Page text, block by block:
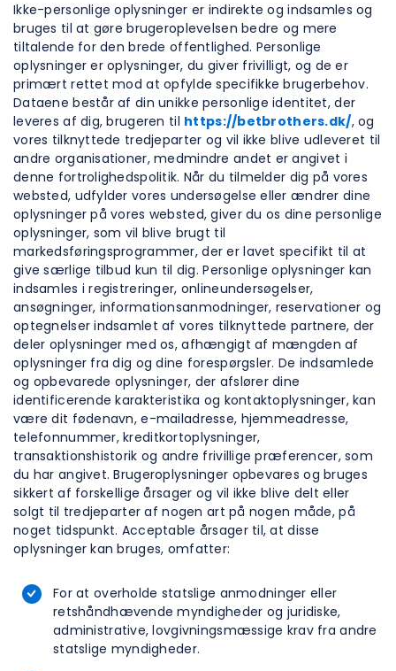
Ikke-personlige oplysninger er indirekte og indsamles og
bruges til at gøre brugeroplevelsen bedre og mere
tiltalende for den brede offentlighed. Personlige
oplysninger er oplysninger, du giver frivilligt, og de er
primært rettet mod at opfylde specifikke brugerbehov.
Dataene består af din unikke personlige identitet, der
leveres af dig, brugeren til https://betbrothers.dk/, og
vores tilknyttede tredjeparter og vil ikke blive udleveret til
andre organisationer, medmindre andet er angivet i
denne fortrolighedspolitik. Når du tilmelder dig på vores
websted, udfylder vores undersøgelse eller ændrer dine
oplysninger på vores websted, giver du os dine personlige
oplysninger, som vil blive brugt til
markedsføringsprogrammer, der er lavet specifikt til at
give særlige tilbud kun til dig. Personlige oplysninger kan
indsamles i registreringer, onlineundersøgelser,
ansøgninger, informationsanmodninger, reservationer og
optegnelser indsamlet af vores tilknyttede partnere, der
deler oplysninger med os, afhængigt af mængden af
oplysninger fra dig og dine forespørgsler. De indsamlede
og opbevarede oplysninger, der afslører dine
identificerende karakteristika og kontaktoplysninger, kan
være dit fødenavn, e-mailadresse, hjemmeadresse,
telefonnummer, kreditkortoplysninger,
transaktionshistorik og andre frivillige præferencer, som
du har angivet. Brugeroplysninger opbevares og bruges
sikkert af forskellige årsager og vil ikke blive delt eller
solgt til tredjeparter af nogen art på nogen måde, på
noget tidspunkt. Acceptable årsager til, at disse
oplysninger kan bruges, omfatter:
For at overholde statslige anmodninger eller
retshåndhævende myndigheder og juridiske,
administrative, lovgivningsmæssige krav fra andre
statslige myndigheder.